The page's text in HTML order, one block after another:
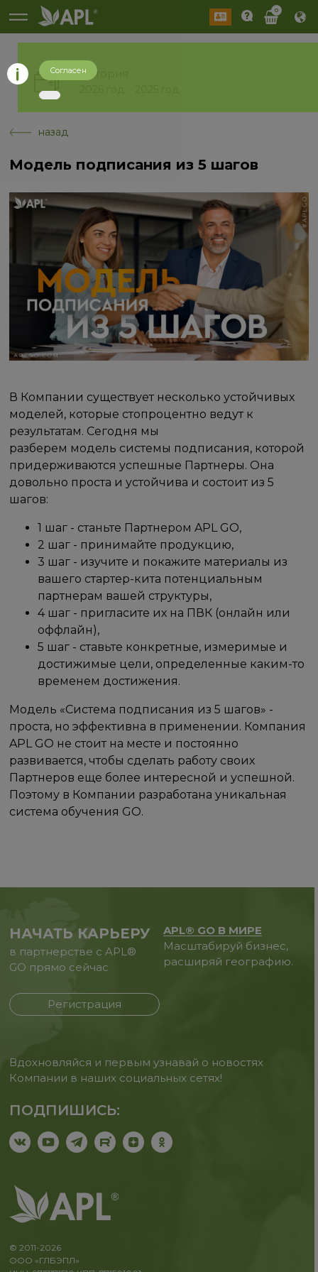
0
История
назад
Модель подписания из 5 шагов
В Компании существует несколько устойчивых
моделей, которые стопроцентно ведут к
результатам. Сегодня мы
разберем модель системы подписания, которой
придерживаются успешные Партнеры. Она
довольно проста и устойчива и состоит из 5
шагов:
1 шаг - станьте Партнером APL GO,
2 шаг - принимайте продукцию,
3 шаг - изучите и покажите материалы из
вашего стартер-кита потенциальным
партнерам вашей структуры,
4 шаг - пригласите их на ПВК (онлайн или
оффлайн),
5 шаг - ставьте конкретные, измеримые и
достижимые цели, определенные каким-то
временем достижения.
Модель «Система подписания из 5 шагов» -
проста, но эффективна в применении. Компания
APL GO не стоит на месте и постоянно
развивается, чтобы сделать работу своих
Партнеров еще более интересной и успешной.
Поэтому в Компании разработана уникальная
система обучения GO.
НАЧАТЬ КАРЬЕРУ
в партнерстве с APL®
GO прямо сейчас
Регистрация
APL® GO В МИРЕ
Масштабируй бизнес,
расширяй географию.
Вдохновляйся и первым узнавай о новостях
Компании в наших социальных сетях!
ПОДПИШИСЬ:
© 2011-2026
ООО «ГЛБЭПЛ»
Согласен